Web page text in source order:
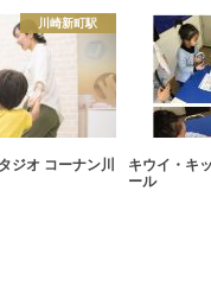
川崎新町駅
ジオ コーナン川
キウイ・キ
ール